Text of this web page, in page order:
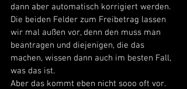
dann aber automatisch korrigiert werden.
Die beiden Felder zum Freibetrag lassen
wir mal außen vor, denn den muss man
beantragen und diejenigen, die das
machen, wissen dann auch im besten Fall,
was das ist.
Aber das kommt eben nicht sooo oft vor.